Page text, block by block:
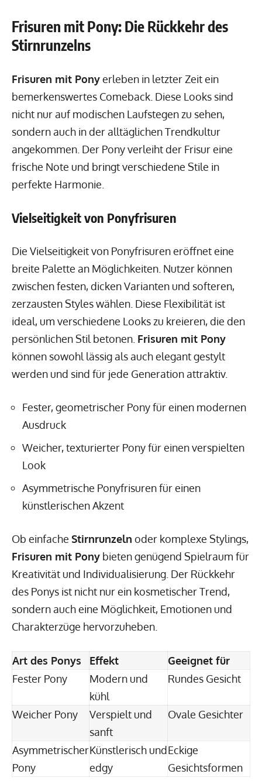
Frisuren mit Pony: Die Rückkehr des
Stirnrunzelns
Frisuren mit Ponyerleben in letzter Zeit ein
bemerkenswertes Comeback. Diese Looks sind
nicht nur auf modischen Laufstegen zu sehen,
sondern auch in der alltäglichen Trendkultur
angekommen. Der Pony verleiht der Frisur eine
frische Note und bringt verschiedene Stile in
perfekte Harmonie.
Vielseitigkeit von Ponyfrisuren
Die Vielseitigkeit von Ponyfrisuren eröffnet eine
breite Palette an Möglichkeiten. Nutzer können
zwischen festen, dicken Varianten und softeren,
zerzausten Styles wählen. Diese Flexibilität ist
ideal, um verschiedene Looks zu kreieren, die den
persönlichen Stil betonen. Frisuren mit Pony
können sowohl lässig als auch elegant gestylt
werden und sind für jede Generation attraktiv.
Fester, geometrischer Pony für einen modernen
Ausdruck
Weicher, texturierter Pony für einen verspielten
Look
Asymmetrische Ponyfrisuren für einen
künstlerischen Akzent
Ob einfache Stirnrunzeln oder komplexe Stylings,
Frisuren mit Pony bieten genügend Spielraum für
Kreativität und Individualisierung. Der Rückkehr
des Ponys ist nicht nur ein kosmetischer Trend,
sondern auch eine Möglichkeit, Emotionen und
Charakterzüge hervorzuheben.
Art des Ponys Effekt
Geeignet für
Fester Pony
Modern und
kühl
Rundes Gesicht
Weicher Pony
Verspielt und
sanft
Ovale Gesichter
Asymmetrischer
Pony
Künstlerisch und
edgy
Eckige
Gesichtsformen